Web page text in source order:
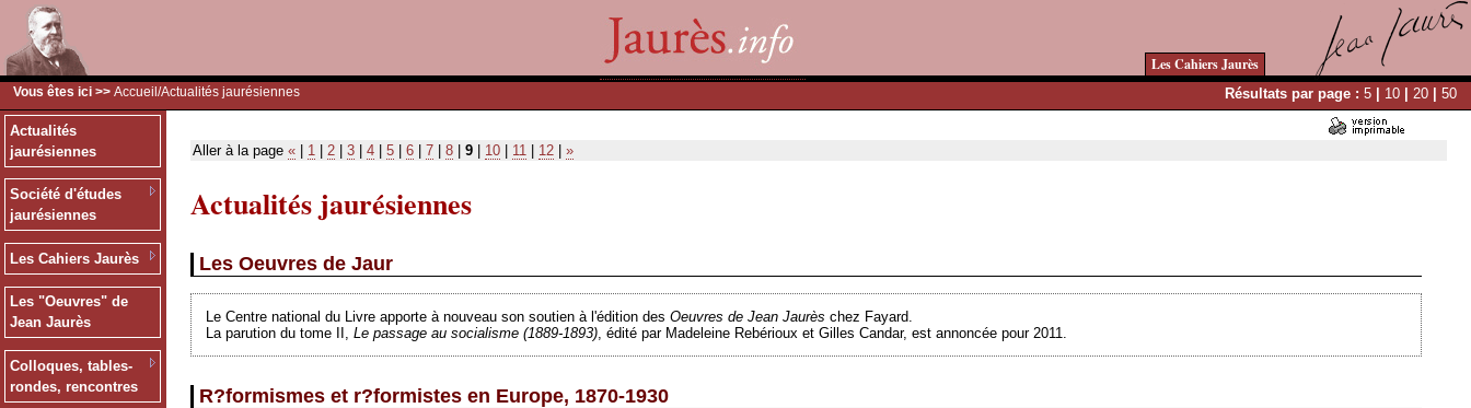
Les Cahiers Jaurès
Vous êtes ici >> Accueil /Actualités jaurésiennes Résultats par page : 5 | 10 | 20 | 50
Actualités
jaurésiennes
Société d'études
jaurésiennes
Les Cahiers Jaurès
Les "Oeuvres" de
Jean Jaurès
Colloques, tables-
rondes, rencontres
Aller à la page « 1 2 3 4 5 6 7 8 9 10 11 12 »
Actualités jaurésiennes
Les Oeuvres de Jaur
Le Centre national du Livre apporte à nouveau son soutien à l'édition des Oeuvres de Jean Jaurès chez Fayard.
La parution du tome II, Le passage au socialisme (1889-1893), édité par Madeleine Rebérioux et Gilles Candar, est annoncée pour 2011.
R?formismes et r?formistes en Europe, 1870-1930